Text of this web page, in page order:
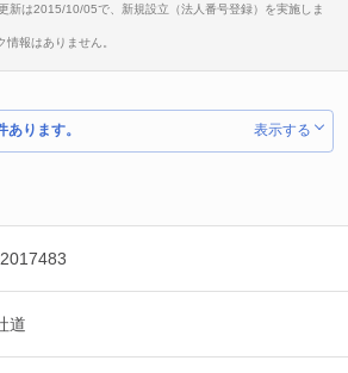
新は2015/10/05で、新規設立（法人番号登録）を実施しま
報はありません。
ります。 表示する
道